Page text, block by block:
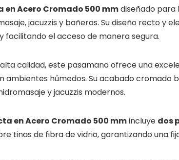
Acero Cromado 500 mmdiseñado para
jacuzzis y bañeras. Su diseño recto y
facilitando el acceso de manera segura.
calidad, este pasamano ofrece una
ambientes húmedos. Su acabado
y jacuzzis modernos.
en Acero Cromado 500 mmincluye dos
tinas de fibra de vidrio, garantizando una